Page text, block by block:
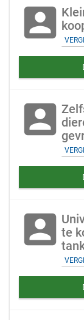
account_box
account_box
account_box te